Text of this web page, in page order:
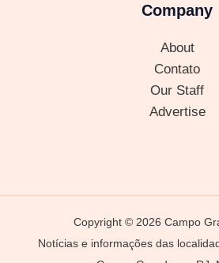
Company
About
Contato
Our Staff
Advertise
Copyright © 2026 Campo
Notícias e informações das